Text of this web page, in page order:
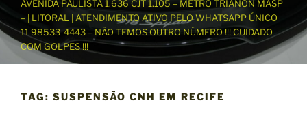
ú
d
AVENIDA PAULISTA 1.636 CJT 1.105 – METRÔ TRIANON MASP
– | LITORAL | ATENDIMENTO ATIVO PELO WHATSAPP ÚNICO
11 98533-4443 – NÃO TEMOS OUTRO NÚMERO !!! CUIDADO
COM GOLPES !!!
TAG: SUSPENSÃO CNH EM RECIFE